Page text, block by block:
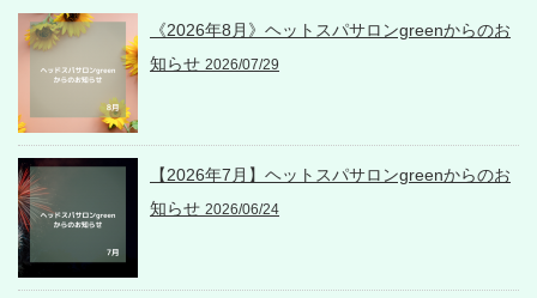
《2026年8月》ヘットスパサロンgreenからのお
知らせ 2026/07/29
【2026年7月】ヘットスパサロンgreenからのお
知らせ 2026/06/24